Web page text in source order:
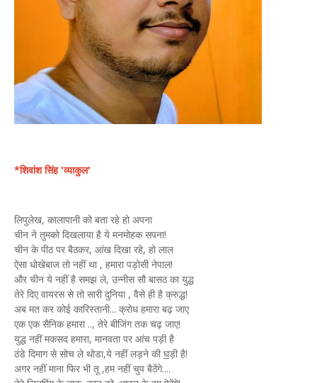
*शिवांश सिंह 'व्याकुल'
लिपुलेख, कालापानी को बता रहे हो अपना
चीन ने तुमको दिखलाया है ये मनमोहक सपना!
चीन के पीठ पर बैठकर, आंख दिखा रहे, हो लाल
ऐसा धोखेबाज तो नहीं था , हमारा पड़ोसी नेपाल!
और चीन ये नहीं है समझ ले, उन्नीस सौ बासठ का युद्ध
तेरे दिए वायरस से तो सारी दुनिया , वैसे ही है क्रुद्ध!
अब मत कर कोई कारिस्तानी... क्रोध हमारा बढ़ जाए
एक एक सैनिक हमारा .., तेरे बीजिंग तक चढ़ जाए!
युद्ध नहीं मकसद हमारा, मानवता पर आंच पड़ी है
ठंडे दिमाग से सोच ले थोडा,ये नहीं लड़ने कीघड़ी है!
अगर नहीं माना फिर भी तू ,हम नहीं चुप बैठेंगे....